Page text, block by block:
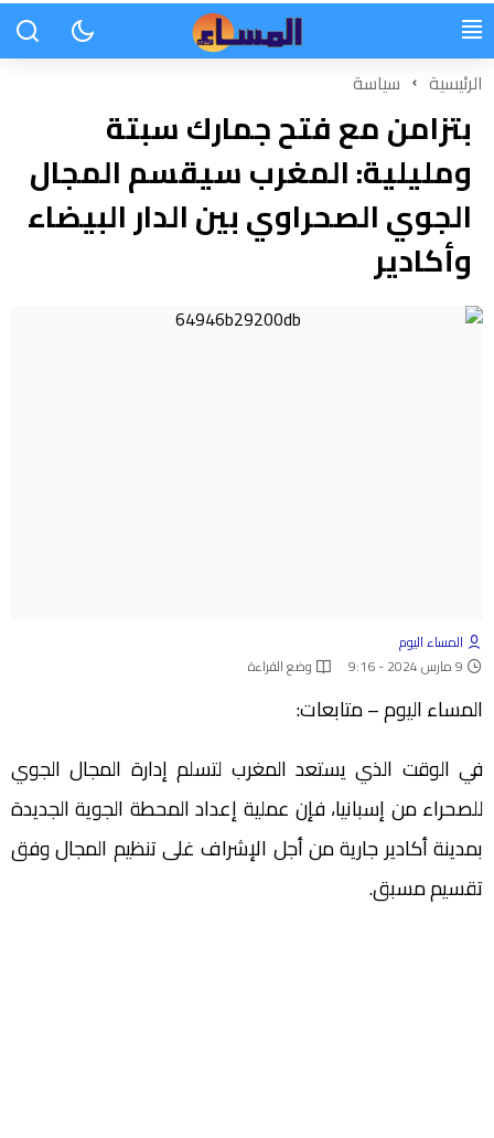
الرئيسية سياسة
بتزامن مع فتح جمارك سبتة
ومليلية: المغرب سيقسم المجال
الجوي الصحراوي بين الدار البيضاء
وأكادير
المساء اليوم
9 مارس 2024 - 9:16
وضع القراءة
المساء اليوم – متابعات:
في الوقت الذي يستعد المغرب لتسلم إدارة المجال الجوي
للصحراء من إسبانيا، فإن عملية إعداد المحطة الجوية الجديدة
بمدينة أكادير جارية من أجل الإشراف غلى تنظيم المجال وفق
تقسيم مسبق.